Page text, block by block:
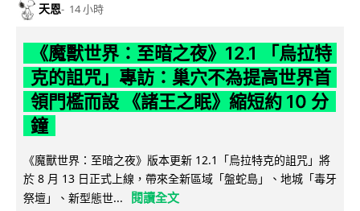
天恩 14 小時
《魔獸世界：至暗之夜》12.1 「烏拉特
克的詛咒」專訪：巢穴不為提高世界首
領門檻而設 《諸王之眠》縮短約 10 分
鐘
《魔獸世界：至暗之夜》版本更新 12.1「烏拉特克的詛咒」將
於 8 月 13 日正式上線，帶來全新區域「盤蛇島」、地城「毒牙
祭壇」、新型態世...
閱讀全文